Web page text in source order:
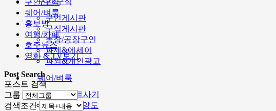
구인게시판
구직게시판
농장/공장구인
과제&에세이
과외&개인광고
쉐어/벼룩
[주의]랜트사기
쉐어/렌트/양도
구인/구직
쉐어/벼룩
홍보방
여행/카페
호주뉴스
영화 & TV보기
Post Search
포스트 검색
그룹
검색조건